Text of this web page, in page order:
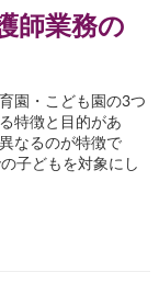
師業務の
園・こども園の3つ
特徴と目的があ
なるのが特徴で
子どもを対象にし